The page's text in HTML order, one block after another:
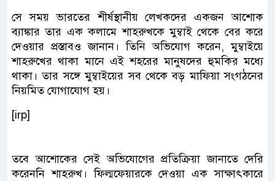
সে সময় ভারতের শীর্ষস্থানীয় লেখকদের একজন আশোক
ব্যাঙ্কার তার এক কলামে শাহরুখকে মুম্বাই থেকে বের করে
দেওয়ার প্রস্তাবও জানান। তিনি অভিযোগ করেন, মুম্বাইয়ে
শাহরুখের থাকা মানে এই শহরের মানুষদের হুমকির মধ্যে
থাকা। তার সঙ্গে মুম্বাইয়ের সব থেকে বড় মাফিয়া সংগঠনের
নিয়মিত যোগাযোগ হয়।
[irp]
তবে আশোকের সেই অভিযোগের প্রতিক্রিয়া জানাতে দেরি
করেননি শাহরুখ। ফিল্মফেয়ারকে দেওয়া এক সাক্ষাৎকারে